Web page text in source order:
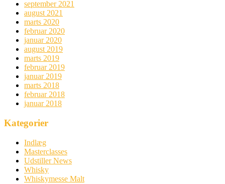
september 2021
august 2021
marts 2020
februar 2020
januar 2020
august 2019
marts 2019
februar 2019
januar 2019
marts 2018
februar 2018
januar 2018
Kategorier
Indlæg
Masterclasses
Udstiller News
Whisky
Whiskymesse Malt